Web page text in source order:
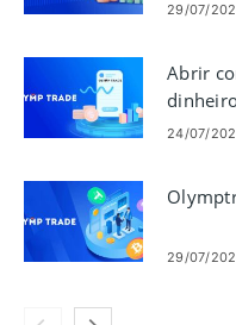
29/07/
Abrir
24/07/
29/07/